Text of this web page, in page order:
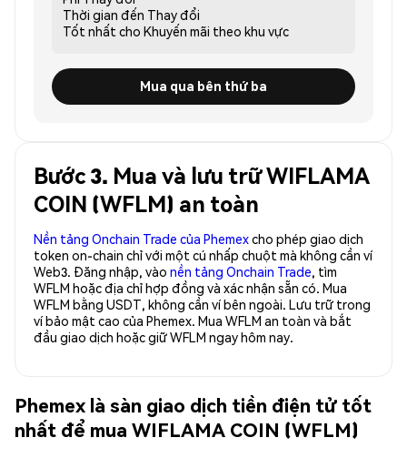
Thời gian đến Thay đổi
Tốt nhất cho Khuyến mãi theo khu vực
Mua qua bên thứ ba
Bước 3. Mua và lưu trữ WIFLAMA
COIN (WFLM) an toàn
Nền tảng Onchain Trade của Phemexcho phép giao dịch
token on-chain chỉ với một cú nhấp chuột mà không cần ví
Web3. Đăng nhập, vào nền tảng Onchain Trade, tìm
WFLM hoặc địa chỉ hợp đồng và xác nhận sẵn có. Mua
WFLM bằng USDT, không cần ví bên ngoài. Lưu trữ trong
ví bảo mật cao của Phemex. Mua WFLM an toàn và bắt
đầu giao dịch hoặc giữ WFLM ngay hôm nay.
Phemex là sàn giao dịch tiền điện tử tốt
nhất để mua WIFLAMA COIN (WFLM)